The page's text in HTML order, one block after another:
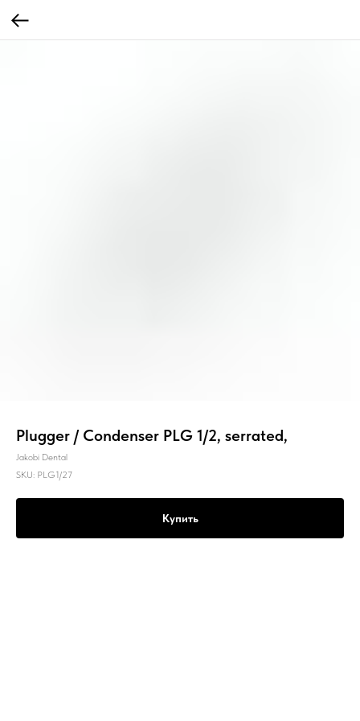
Plugger / Condenser PLG 1/2, serrated,
Jakobi Dental
SKU: PLG1/27
Купить